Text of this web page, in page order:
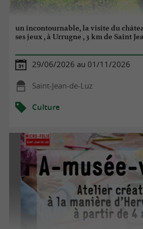
un incontournable, la visite du
ses jeux , à Urrugne , 3 km de Saint
29/06/2026 au 01/11/2026
Saint-Jean-de-Luz
Culture